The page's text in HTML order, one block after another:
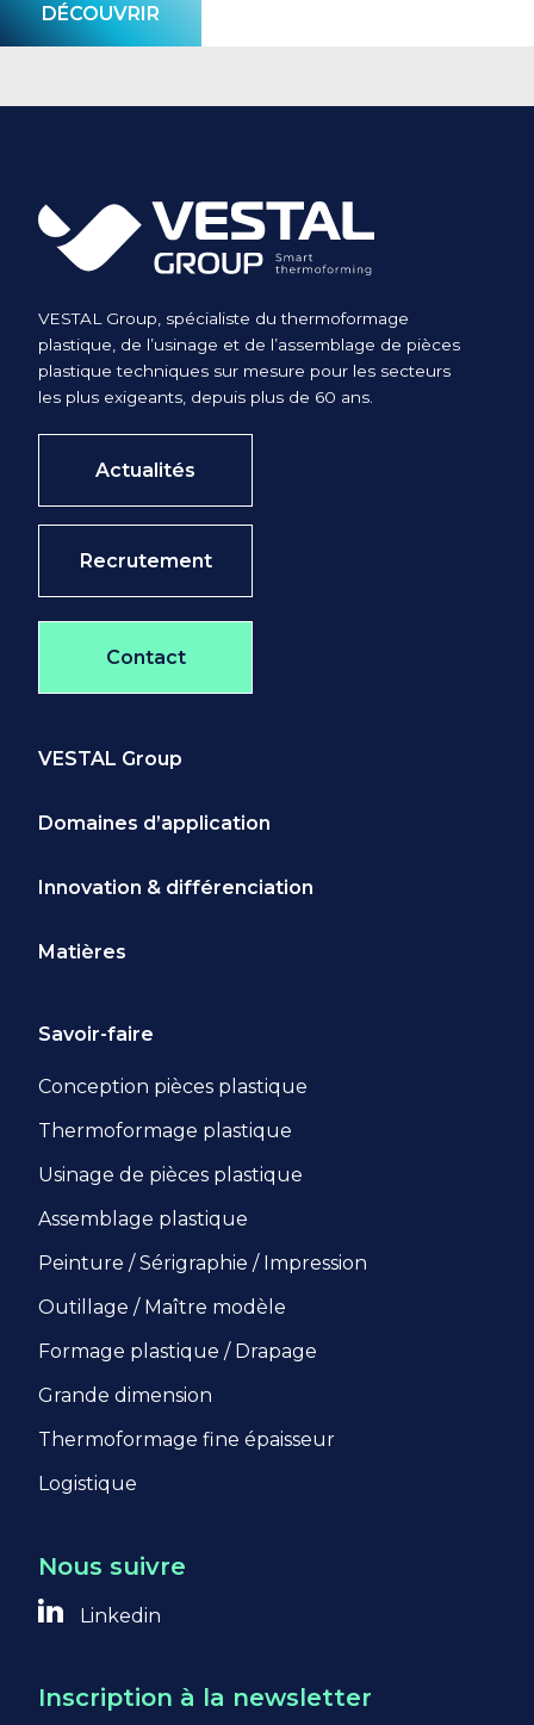
DÉCOUVRIR
VESTAL Group, spécialiste du thermoformage
plastique, de l’usinage et de l’assemblage de pièces
plastique techniques sur mesure pour les secteurs
les plus exigeants, depuis plus de 60 ans.
Actualités
Recrutement
Contact
VESTAL Group
Domaines d’application
Innovation & différenciation
Matières
Savoir-faire
Conception pièces plastique
Thermoformage plastique
Usinage de pièces plastique
Assemblage plastique
Peinture / Sérigraphie / Impression
Outillage / Maître modèle
Formage plastique / Drapage
Grande dimension
Thermoformage fine épaisseur
Logistique
Nous suivre
Linkedin
Inscription à la newsletter